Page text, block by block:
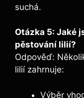
suchá.
Otázka 5: Jaké
pěstování lilií?
Odpověď:
lilií zahrnuje:
Výběr